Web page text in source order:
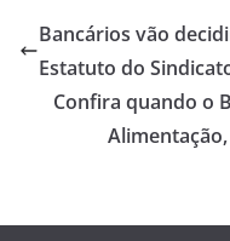
e
b
o
o
er e
Bancários vão
Estatuto do
Confira quando o